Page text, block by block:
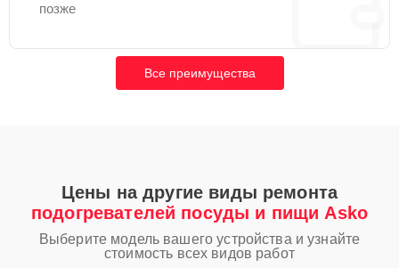
позже
Все преимущества
Цены на другие виды ремонта
подогревателей посуды и пищи Asko
Выберите модель вашего устройства и узнайте
стоимость всех видов работ